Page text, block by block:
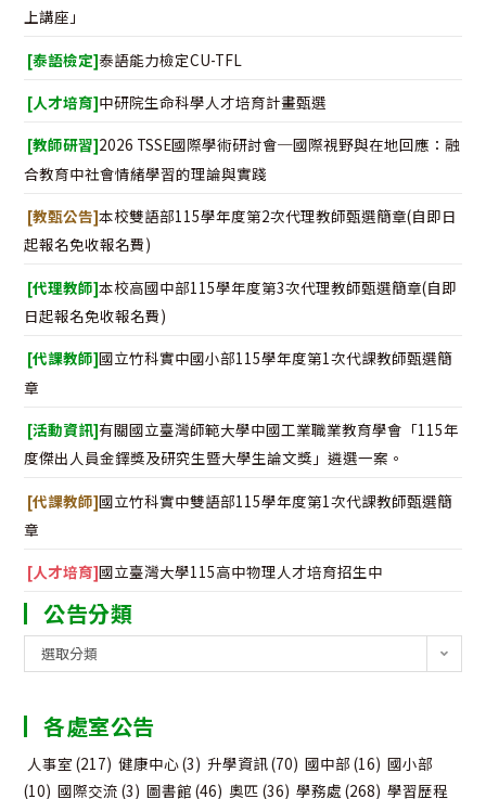
上講座」
[泰語檢定]泰語能力檢定CU-TFL
[人才培育]中研院生命科學人才培育計畫甄選
[教師研習]2026 TSSE國際學術研討會─國際視野與在地回應：融
合教育中社會情緒學習的理論與實踐
[教甄公告]本校雙語部115學年度第2次代理教師甄選簡章(自即日
起報名免收報名費)
[代理教師]本校高國中部115學年度第3次代理教師甄選簡章(自即
日起報名免收報名費)
[代課教師]國立竹科實中國小部115學年度第1次代課教師甄選簡
章
[活動資訊]有關國立臺灣師範大學中國工業職業教育學會「115年
度傑出人員金鐸獎及研究生暨大學生論文獎」遴選一案。
[代課教師]國立竹科實中雙語部115學年度第1次代課教師甄選簡
章
[人才培育]國立臺灣大學115高中物理人才培育招生中
公告分類
告
類
選取分類
各處室公告
人事室 (217) 健康中心(3) 升學資訊(70) 國中部 (16) 國小部
(10) 國際交流 (3) 圖書館 (46) 奧匹 (36) 學務處 (268) 學習歷程